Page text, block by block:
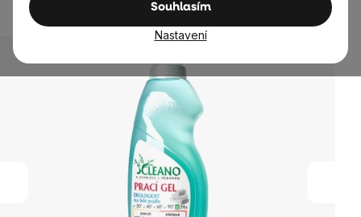
Souhlasím
Nastavení
Průměrné
produktu
0,0